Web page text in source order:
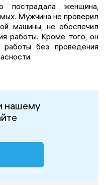
пострадала женщина,
Мужчина не проверил
машины, не обеспечил
работы. Кроме того, он
без проведения
нашему